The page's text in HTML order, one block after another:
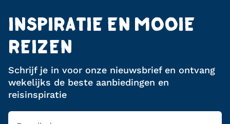
INSPIRATIE EN MOOIE
REIZEN
Schrijf je in voor onze nieuwsbrief en ontvang
wekelijks de beste aanbiedingen en
reisinspiratie